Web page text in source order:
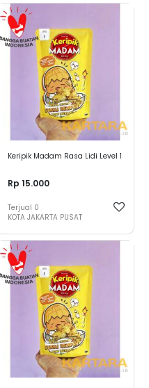
Keripik Madam Rasa Lidi Level 1
Rp 15.000
Terjual 0
KOTA JAKARTA PUSAT